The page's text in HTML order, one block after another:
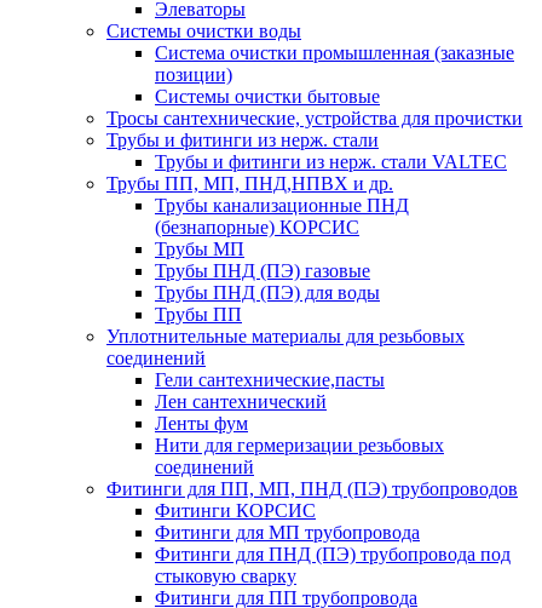
Элеваторы
Системы очистки воды
Система очистки промышленная (заказные
позиции)
Системы очистки бытовые
Тросы сантехнические, устройства для прочистки
Трубы и фитинги из нерж. стали
Трубы и фитинги из нерж. стали VALTEC
Трубы ПП, МП, ПНД,НПВХ и др.
Трубы канализационные ПНД
(безнапорные) КОРСИС
Трубы МП
Трубы ПНД (ПЭ) газовые
Трубы ПНД (ПЭ) для воды
Трубы ПП
Уплотнительные материалы для резьбовых
соединений
Гели сантехнические,пасты
Лен сантехнический
Ленты фум
Нити для гермеризации резьбовых
соединений
Фитинги для ПП, МП, ПНД (ПЭ) трубопроводов
Фитинги КОРСИС
Фитинги для МП трубопровода
Фитинги для ПНД (ПЭ) трубопровода под
стыковую сварку
Фитинги для ПП трубопровода